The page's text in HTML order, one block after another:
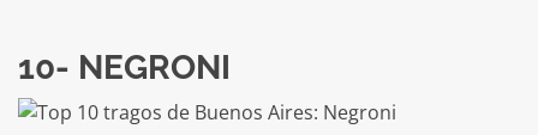
10- NEGRONI